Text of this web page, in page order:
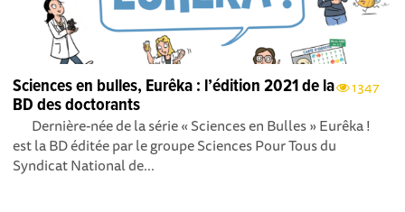
1347
Sciences en bulles, Eurêka : l’édition 2021 de la
BD des doctorants
Dernière-née de la série « Sciences en Bulles » Eurêka !
est la BD éditée par le groupe Sciences Pour Tous du
Syndicat National de...